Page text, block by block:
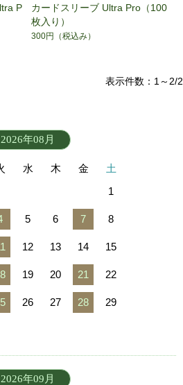
P
カードスリーブ Ultra Pro（100
枚入り）
300円 （税込み）
表示件数：1～2/2
2026年08月
水 木 金
土
1
5 6 7 8
12 13 14 15
19 20 21 22
26 27 28 29
2026年09月